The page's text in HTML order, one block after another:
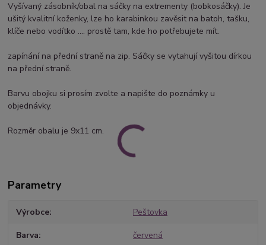
Vyšívaný zásobník/obal na sáčky na extrementy (bobkosáčky). Je
ušitý kvalitní koženky, lze ho karabinkou zavěsit na batoh, tašku,
klíče nebo vodítko .... prostě tam, kde ho potřebujete mít.
zapínání na přední straně na zip. Sáčky se vytahují vyšitou dírkou
na přední straně.
Barvu obojku si prosím zvolte a napište do poznámky u
objednávky.
Rozměr obalu je 9x11 cm.
Parametry
Výrobce Peštovka
Barva červená